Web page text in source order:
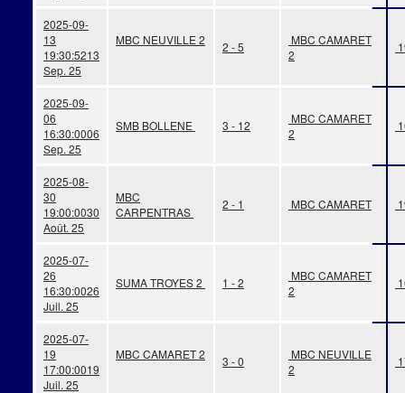
2025-09-
13
19:30:5213
Sep. 25
MBC NEUVILLE 2 2 - 5
MBC CAMARET
2
2025-09-
06
16:30:0006
Sep. 25
SMB BOLLENE 3 - 12
MBC CAMARET
2
2025-08-
30
19:00:0030
Août. 25
MBC
CARPENTRAS
2 - 1 MBC CAMARET
2025-07-
26
16:30:0026
Juil. 25
SUMA TROYES 2 1 - 2
MBC CAMARET
2
2025-07-
19
17:00:0019
Juil. 25
MBC CAMARET 2 3 - 0
MBC NEUVILLE
2